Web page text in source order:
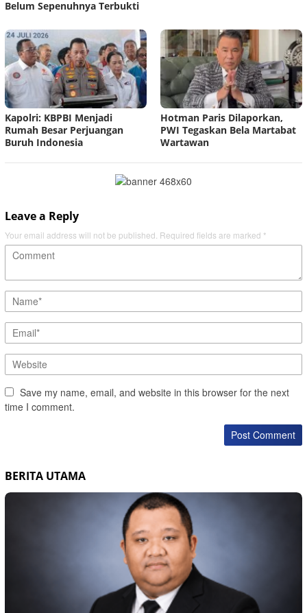
Belum Sepenuhnya Terbukti
Kapolri: KBPBI Menjadi
Rumah Besar Perjuangan
Buruh Indonesia
Hotman Paris Dilaporkan,
PWI Tegaskan Bela Martabat
Wartawan
Leave a Reply
Your email address will not be published. Required fields are marked *
Save my name, email, and website in this browser for the next
time I comment.
BERITA UTAMA